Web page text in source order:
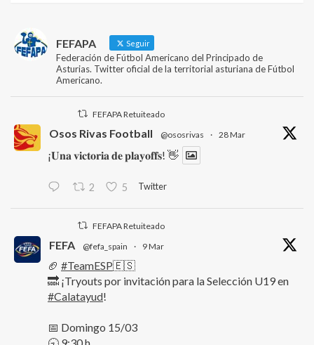
FEFAPA Seguir
Federación de Fútbol Americano del Principado de
Asturias. Twitter oficial de la territorial asturiana de Fútbol
Americano.
FEFAPA Retuiteado
Osos Rivas Football @ososrivas · 28 Mar
¡𝐔𝐧𝐚 𝐯𝐢𝐜𝐭𝐨𝐫𝐢𝐚 𝐝𝐞 𝐩𝐥𝐚𝐲𝐨𝐟𝐟𝐬! 👋
2 5 Twitter
FEFAPA Retuiteado
FEFA @fefa_spain · 9 Mar
🏈 #TeamESP🇪🇸
🔜 ¡Tryouts por invitación para la Selección U19 en
#Calatayud!
📅 Domingo 15/03